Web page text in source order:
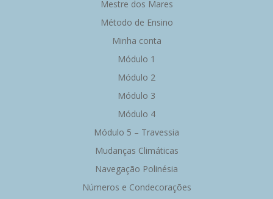
Mestre dos Mares
Método de Ensino
Minha conta
Módulo 1
Módulo 2
Módulo 3
Módulo 4
Módulo 5 – Travessia
Mudanças Climáticas
Navegação Polinésia
Números e Condecorações